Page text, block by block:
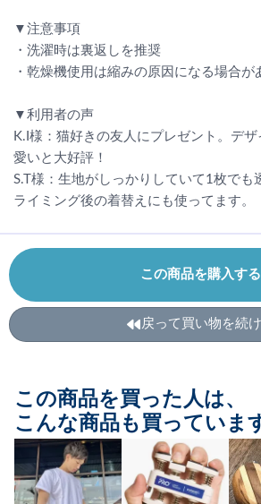
▼注意事項
・洗濯時は裏返しを推奨
・乾燥機使用は縮みの原因になる場合が
▼利用者の声
K.I様：猫好きの友人にプレゼント。デザ
愛いと大好評！
S.T様：生地がしっかりしていて1枚でも
ライミング後の着替えにも使ってます。
この商品を購入する
戻って買い物を続
この商品を買った人は、
こんな商品も買っていま